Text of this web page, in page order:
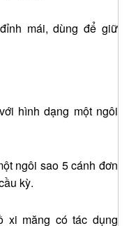
mái, dùng để giữ
hình dạng một ngôi
ngôi sao 5 cánh đơn
kỳ.
xi măng có tác dụng